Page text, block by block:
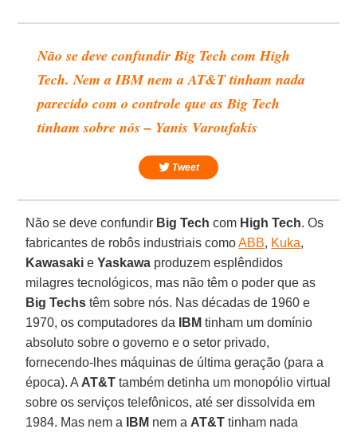
Não se deve confundir Big Tech com High
Tech. Nem a IBM nem a AT&T tinham nada
parecido com o controle que as Big Tech
tinham sobre nós – Yanis Varoufakis
Tweet
Não se deve confundir Big Tech com High Tech. Os
fabricantes de robôs industriais comoABB, Kuka,
Kawasaki eYaskawa produzem esplêndidos
milagres tecnológicos, mas não têm o poder que as
Big Techs têm sobre nós. Nas décadas de 1960 e
1970, os computadores da
IBM tinham um domínio
absoluto sobre o governo e o setor privado,
fornecendo-lhes máquinas de última geração (para a
época). A AT&T também detinha um monopólio virtual
sobre os serviços telefônicos, até ser dissolvida em
1984. Mas nem a
IBM nem a AT&T tinham nada